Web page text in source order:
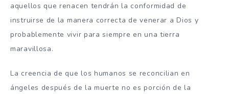
aquellos que renacen tendrán la conformidad de
instruirse de la manera correcta de venerar a Dios y
probablemente vivir para siempre en una tierra
maravillosa.
La creencia de que los humanos se reconcilian en
ángeles después de la muerte no es porción de la